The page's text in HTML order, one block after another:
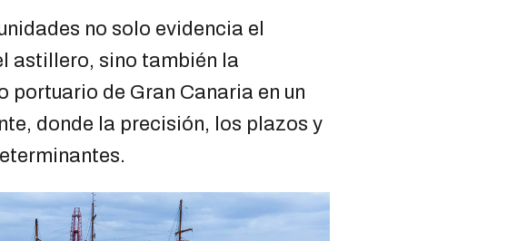
no solo evidencia el
astillero, sino también la
portuario de Gran Canaria en un
donde la precisión, los plazos y